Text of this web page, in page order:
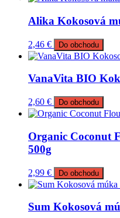
Alika Kokosová
2,46 € Do obchodu
VanaVita BIO
2,60 € Do obchodu
Organic Coconut
500g
2,99 € Do obchodu
Sum Kokosová